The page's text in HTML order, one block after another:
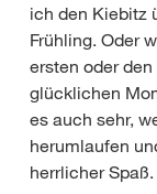
ich den Kiebitz
Frühling. Oder
ersten oder
glücklichen
es auch sehr,
herumlaufen
herrlicher Spaß.